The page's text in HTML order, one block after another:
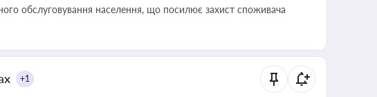
обслуговування населення, що посилює захист споживача
+1